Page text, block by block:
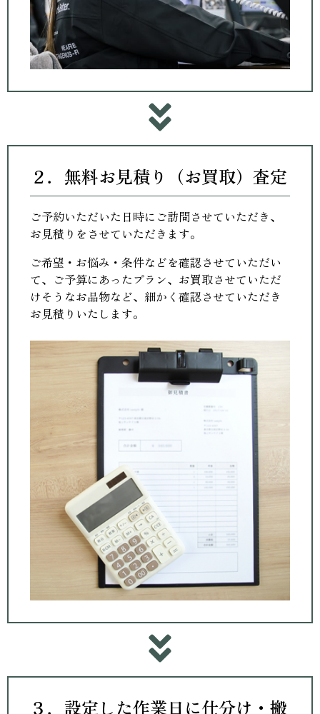
２．無料お見積り（お買取）査定
ご予約いただいた日時にご訪問させていただき、
お見積りをさせていただきます。
ご希望・お悩み・条件などを確認させていただい
て、ご予算にあったプラン、お買取させていただ
けそうなお品物など、細かく確認させていただき
お見積りいたします。
３．設定した作業日に仕分け・搬